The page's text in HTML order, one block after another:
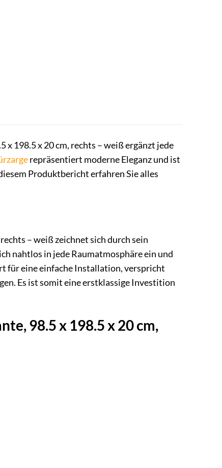
x 198.5 x 20 cm, rechts – weiß ergänzt jede
repräsentiert moderne Eleganz und ist
Produktbericht erfahren Sie alles
– weiß zeichnet sich durch sein
nahtlos in jede Raumatmosphäre ein und
für eine einfache Installation, verspricht
Es ist somit eine erstklassige Investition
98.5 x 198.5 x 20 cm,